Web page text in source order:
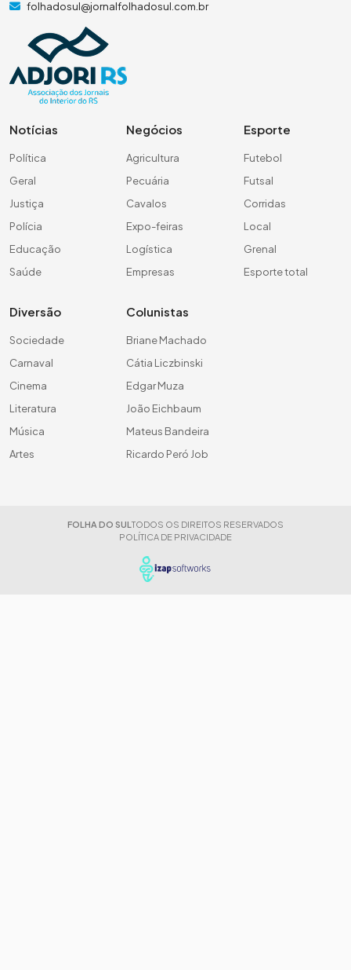
folhadosul@jornalfolhadosul.com.br
Notícias
Política
Geral
Justiça
Polícia
Educação
Saúde
Negócios
Agricultura
Pecuária
Cavalos
Expo-feiras
Logística
Empresas
Esporte
Futebol
Futsal
Corridas
Local
Grenal
Esporte total
Diversão
Sociedade
Carnaval
Cinema
Literatura
Música
Artes
Colunistas
Briane Machado
Cátia Liczbinski
Edgar Muza
João Eichbaum
Mateus Bandeira
Ricardo Peró Job
FOLHA DO SUL TODOS OS DIREITOS RESERVADOS
POLÍTICA DE PRIVACIDADE